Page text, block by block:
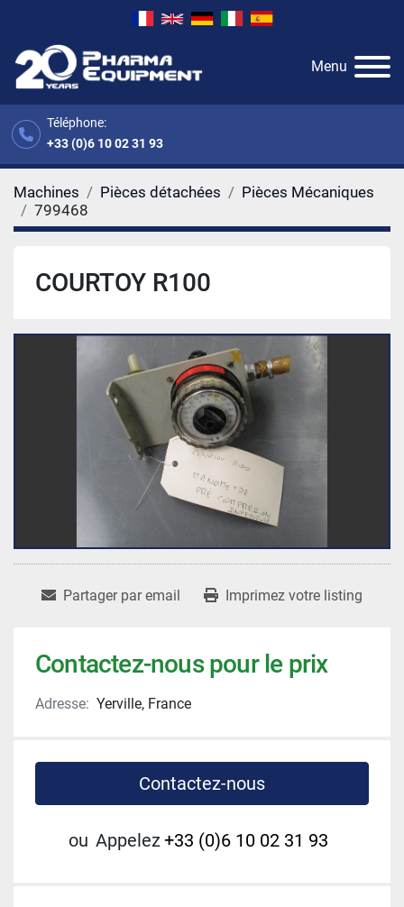
Téléphone:
+33 (0)6 10 02 31 93
Menu
Machines Pièces détachées
Pièces Mécaniques
799468
COURTOY R100
Partager par email Imprimez votre listing
Contactez-nous pour le prix
Adresse: Yerville, France
Contactez-nous
ou Appelez+33 (0)6 10 02 31 93